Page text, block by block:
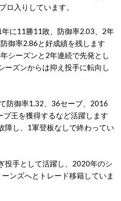
ロ入りしています。
に11勝11敗、防御率2.03、2年
御率2.86と好成績を残します
シーズンと2年連続で先発とし
ーズンからは抑え投手に転向し
防御率1.32、36セーブ、2016
王を獲得するなど活躍します
障し、1軍登板なしで終わってい
投手として活躍し、2020年のシ
ンズへとトレード移籍していま